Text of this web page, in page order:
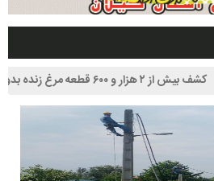
صفحه اصلی
دیلمان
کشف بیش از ۲ هزار و ۶۰۰ قطعه مرغ زنده بدون مجوز در